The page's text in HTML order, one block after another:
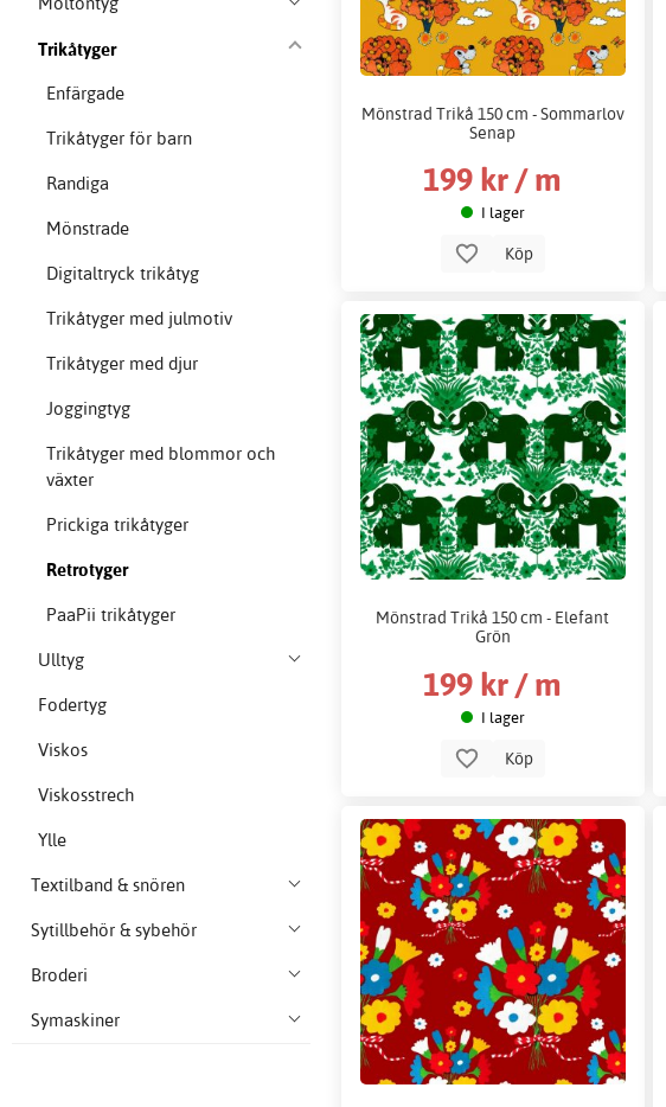
Trikåtyger
Enfärgade
Trikåtyger för barn
Randiga
Mönstrade
Digitaltryck trikåtyg
Trikåtyger med julmotiv
Trikåtyger med djur
Joggingtyg
Trikåtyger med blommor och
växter
Prickiga trikåtyger
Retrotyger
PaaPii trikåtyger
Ulltyg
Fodertyg
Viskos
Viskosstrech
Ylle
Textilband & snören
Sytillbehör & sybehör
Broderi
Symaskiner
Mönstrad Trikå 150 cm - Sommarlov
Senap
199 kr / m
I lager
Köp
Mönstrad Trikå 150 cm - Elefant
Grön
199 kr / m
I lager
Köp